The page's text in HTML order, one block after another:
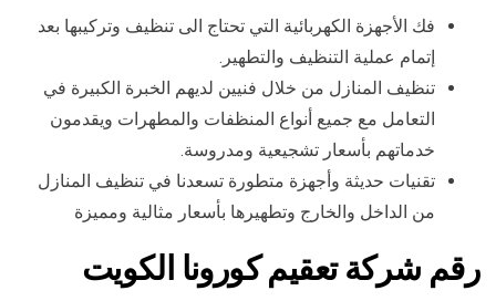
فك الأجهزة الكهربائية التي تحتاج الى تنظيف وتركيبها بعد
إتمام عملية التنظيف والتطهير.
تنظيف المنازل من خلال فنيين لديهم الخبرة الكبيرة في
التعامل مع جميع أنواع المنظفات والمطهرات ويقدمون
خدماتهم بأسعار تشجيعية ومدروسة.
تقنيات حديثة وأجهزة متطورة تسعدنا في تنظيف المنازل
من الداخل والخارج وتطهيرها بأسعار مثالية ومميزة
رقم شركة تعقيم كورونا الكويت